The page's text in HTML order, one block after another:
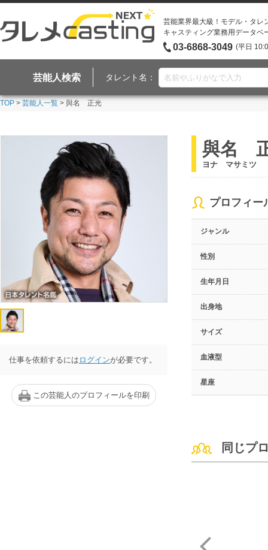
芸能業界最大級！モデル・タレ
キャスティング業務用データベ
03-6868-3049 (平日
芸能人検索 タレント名：
TOP > 芸能人一覧 > 與名 正光
仕事を依頼するには ログインが必要です。
この芸能人のプロフィールを印刷
與名
ヨナ マサミツ
プロフィー
ジャンル
性別
生年月日
出身地
サイズ
血液型
星座
同じプ